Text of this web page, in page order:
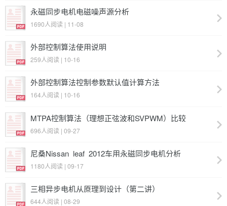
永磁同步电机电磁噪声源分析
1690人阅读 | 11-08
外部控制算法使用说明
259人阅读 | 10-16
外部控制算法控制参数默认值计算方法
164人阅读 | 10-16
MTPA控制算法（理想正弦波和SVPWM）比较
696人阅读 | 09-27
尼桑Nissan_leaf_2012车用永磁同步电机分析
1180人阅读 | 09-17
三相异步电机从原理到设计（第二讲）
644人阅读 | 08-29